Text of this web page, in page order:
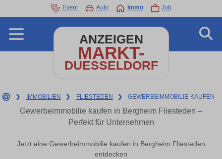
Event Auto Immo Job
ANZEIGEN
MARKT-
DUESSELDORF
❯ IMMOBILIEN ❯ FLIESTEDEN ❯ GEWERBEIMMOBILIE-KAUFEN
Gewerbeimmobilie kaufen in Bergheim Fliesteden –
Perfekt für Unternehmen
Jetzt eine Gewerbeimmobilie kaufen in Bergheim Fliesteden
entdecken